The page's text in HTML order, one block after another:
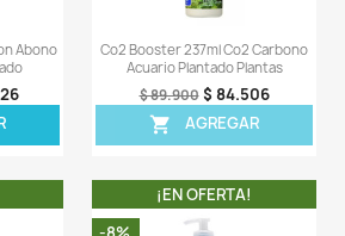
CATEGORIA
¡EN
-16%